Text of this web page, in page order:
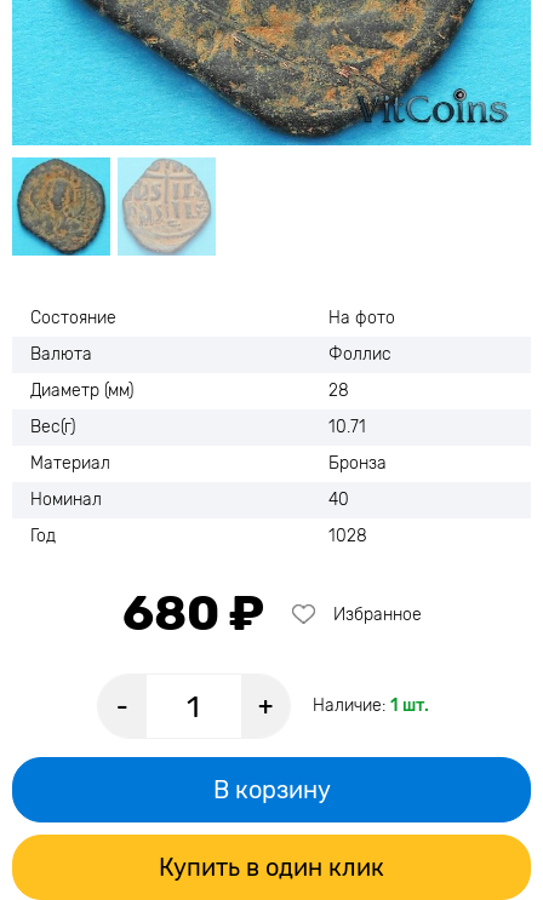
Состояние
На фото
Валюта
Фоллис
Диаметр (мм)
28
Вес(г)
10.71
Материал
Бронза
Номинал
40
Год
1028
680 ₽ Избранное
- + Наличие: 1 шт.
В корзину
Купить в один клик